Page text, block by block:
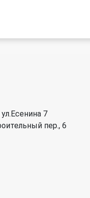
7
пер., 6